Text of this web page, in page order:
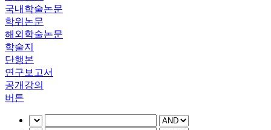
국내학술논문
학위논문
해외학술논문
학술지
단행본
연구보고서
공개강의
버튼